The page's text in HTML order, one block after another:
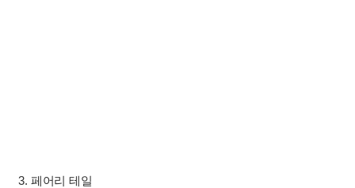
3. 페어리 테일